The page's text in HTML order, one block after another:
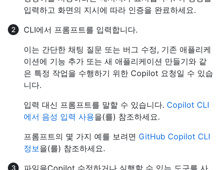
입력하고 화면의 지시에 따라 인증을 완료하세요.
CLI에서 프롬프트를 입력합니다.
이는 간단한 채팅 질문 또는 버그 수정, 기존 애플리케
이션에 기능 추가 또는 새 애플리케이션 만들기와 같
은 특정 작업을 수행하기 위한 Copilot 요청일 수 있습
니다.
입력 대신 프롬프트를 말할 수 있습니다. Copilot CLI
에서 음성 입력 사용을(를) 참조하세요.
프롬프트의 몇 가지 예를 보려면 GitHub Copilot CLI
정보을(를) 참조하세요.